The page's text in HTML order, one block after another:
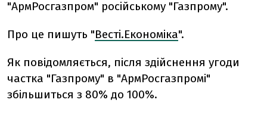
"АрмРосгазпром" російському "Газпрому".
Про це пишуть "Весті.Економіка".
Як повідомляється, після здійснення угоди
частка "Газпрому" в "АрмРосгазпромі"
збільшиться з 80% до 100%.